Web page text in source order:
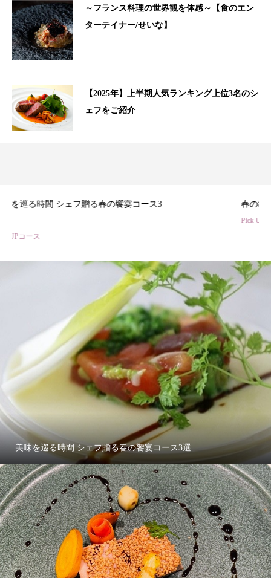
～フランス料理の世界観を体感～【食のエン
ターテイナー/せいな】
【2025年】上半期人気ランキング上位3名のシ
ェフをご紹介
春のひととき、美食シェフ3名の特別コース
美味を巡る時間 シェフ贈る春の饗宴コース3選